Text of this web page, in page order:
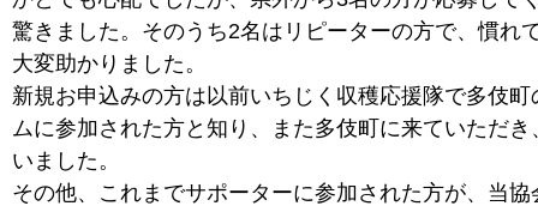
驚きました。そのうち2名はリピーターの方で、慣れ
大変助かりました。
新規お申込みの方は以前いちじく収穫応援隊で多伎町
ムに参加された方と知り、また多伎町に来ていただき
いました。
その他、これまでサポーターに参加された方が、当協